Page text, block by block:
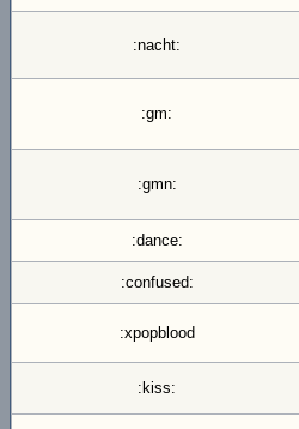
:nacht:
:gm:
:gmn:
:dance:
:confused:
:xpopblood
:kiss: